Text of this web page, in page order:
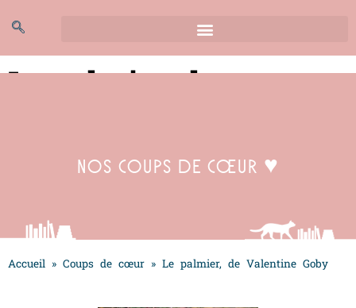
Le palmier, de
Nos coups de cœur ♥
Accueil » Coups de cœur » Le palmier, de Valentine Goby